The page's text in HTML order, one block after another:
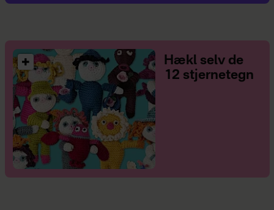
Hækl selv de
12 stjernetegn